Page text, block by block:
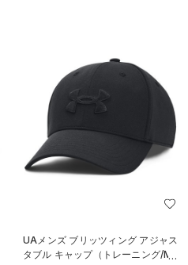
UAメンズ ブリッツィング アジャス
タブル キャップ（トレーニング/ME